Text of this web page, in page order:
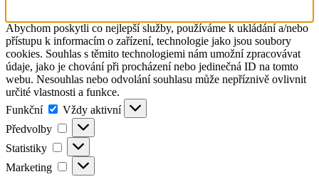
Abychom poskytli co nejlepší služby, používáme k ukládání a/nebo
přístupu k informacím o zařízení, technologie jako jsou soubory
cookies. Souhlas s těmito technologiemi nám umožní zpracovávat
údaje, jako je chování při procházení nebo jedinečná ID na tomto
webu. Nesouhlas nebo odvolání souhlasu může nepříznivě ovlivnit
určité vlastnosti a funkce.
Funkční
Funkční
Vždy aktivní
Předvolby
Předvolby
Statistiky Statistiky
Marketing Marketing